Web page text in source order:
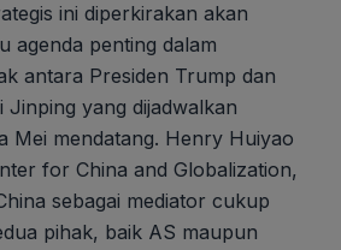
ini diperkirakan akan
agenda penting dalam
antara Presiden Trump dan
Jinping yang dijadwalkan
Mei mendatang. Henry Huiyao
for China and Globalization,
sebagai mediator cukup
pihak, baik AS maupun